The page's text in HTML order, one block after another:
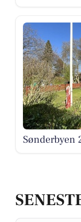
Sønderbyen